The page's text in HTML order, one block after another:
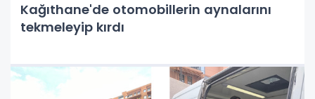
Kağıthane'de otomobillerin aynalarını
tekmeleyip kırdı